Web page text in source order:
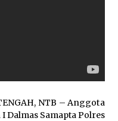
NTB – Anggota
Dalmas Samapta Polres